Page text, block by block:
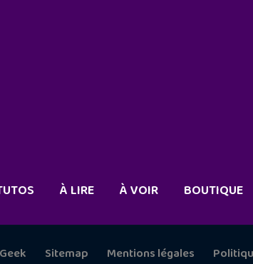
À LIRE À VOIR BOUTIQUE
Sitemap Mentions légales